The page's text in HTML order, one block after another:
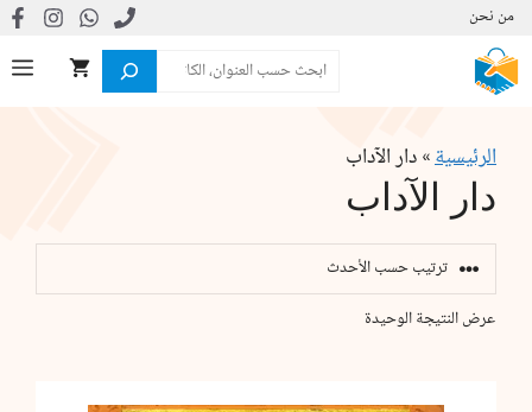
انتقل
إلى
المحتوى
من نحن
البحث
الرئيسية»دار الآداب
دار الآداب
عرض النتيجة الوحيدة